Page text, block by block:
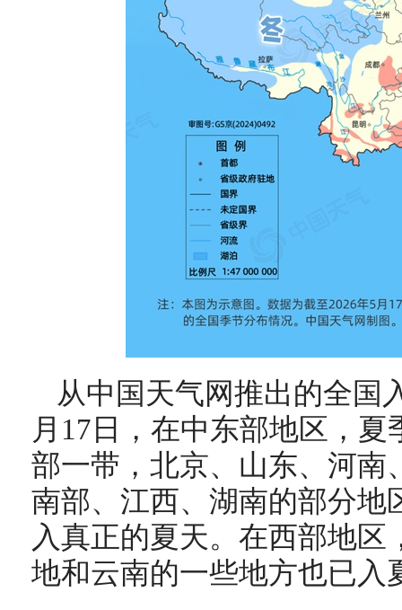
从中国天气网推出的全国
月17日，在中东部地区，
部一带，北京、山东、河南
南部、江西、湖南的部分地
入真正的夏天。在西部地
地和云南的一些地方也已入